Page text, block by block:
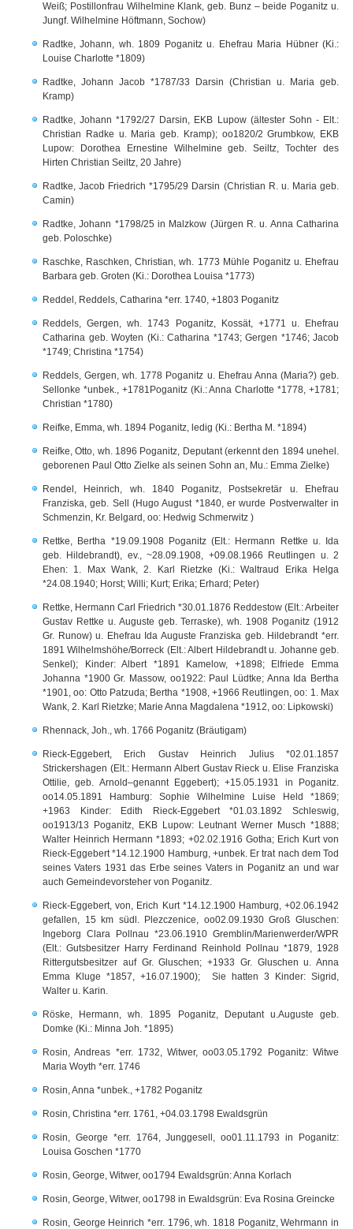
Weiß; Postillonfrau Wilhelmine Klank, geb. Bunz – beide Poganitz u.
Jungf. Wilhelmine Höftmann, Sochow)
Radtke, Johann, wh. 1809 Poganitz u. Ehefrau Maria Hübner (Ki.:
Louise Charlotte *1809)
Radtke, Johann Jacob *1787/33 Darsin (Christian u. Maria geb.
Kramp)
Radtke, Johann *1792/27 Darsin, EKB Lupow (ältester Sohn - Elt.:
Christian Radke u. Maria geb. Kramp); oo1820/2 Grumbkow, EKB
Lupow: Dorothea Ernestine Wilhelmine geb. Seiltz, Tochter des
Hirten Christian Seiltz, 20 Jahre)
Radtke, Jacob Friedrich *1795/29 Darsin (Christian R. u. Maria geb.
Camin)
Radtke, Johann *1798/25 in Malzkow (Jürgen R. u. Anna Catharina
geb. Poloschke)
Raschke, Raschken, Christian, wh. 1773 Mühle Poganitz u. Ehefrau
Barbara geb. Groten (Ki.: Dorothea Louisa *1773)
Reddel, Reddels, Catharina *err. 1740, +1803 Poganitz
Reddels, Gergen, wh. 1743 Poganitz, Kossät, +1771 u. Ehefrau
Catharina geb. Woyten (Ki.: Catharina *1743; Gergen *1746; Jacob
*1749; Christina *1754)
Reddels, Gergen, wh. 1778 Poganitz u. Ehefrau Anna (Maria?) geb.
Sellonke *unbek., +1781Poganitz (Ki.: Anna Charlotte *1778, +1781;
Christian *1780)
Reifke, Emma, wh. 1894 Poganitz, ledig (Ki.: Bertha M. *1894)
Reifke, Otto, wh. 1896 Poganitz, Deputant (erkennt den 1894 unehel.
geborenen Paul Otto Zielke als seinen Sohn an, Mu.: Emma Zielke)
Rendel, Heinrich, wh. 1840 Poganitz, Postsekretär u. Ehefrau
Franziska, geb. Sell (Hugo August *1840, er wurde Postverwalter in
Schmenzin, Kr. Belgard, oo: Hedwig Schmerwitz )
Rettke, Bertha *19.09.1908 Poganitz (Elt.: Hermann Rettke u. Ida
geb. Hildebrandt), ev., ~28.09.1908, +09.08.1966 Reutlingen u. 2
Ehen: 1. Max Wank, 2. Karl Rietzke (Ki.: Waltraud Erika Helga
*24.08.1940; Horst; Willi; Kurt; Erika; Erhard; Peter)
Rettke, Hermann Carl Friedrich *30.01.1876 Reddestow (Elt.: Arbeiter
Gustav Rettke u. Auguste geb. Terraske), wh. 1908 Poganitz (1912
Gr. Runow) u. Ehefrau Ida Auguste Franziska geb. Hildebrandt *err.
1891 Wilhelmshöhe/Borreck (Elt.: Albert Hildebrandt u. Johanne geb.
Senkel); Kinder: Albert *1891 Kamelow, +1898; Elfriede Emma
Johanna *1900 Gr. Massow, oo1922: Paul Lüdtke; Anna Ida Bertha
*1901, oo: Otto Patzuda; Bertha *1908, +1966 Reutlingen, oo: 1. Max
Wank, 2. Karl Rietzke; Marie Anna Magdalena *1912, oo: Lipkowski)
Rhennack, Joh., wh. 1766 Poganitz (Bräutigam)
Rieck-Eggebert, Erich Gustav Heinrich Julius *02.01.1857
Strickershagen (Elt.: Hermann Albert Gustav Rieck u. Elise Franziska
Ottilie, geb. Arnold–genannt Eggebert); +15.05.1931 in Poganitz.
oo14.05.1891 Hamburg: Sophie Wilhelmine Luise Held *1869;
+1963 Kinder: Edith Rieck-Eggebert *01.03.1892 Schleswig,
oo1913/13 Poganitz, EKB Lupow: Leutnant Werner Musch *1888;
Walter Heinrich Hermann *1893; +02.02.1916 Gotha; Erich Kurt von
Rieck-Eggebert *14.12.1900 Hamburg, +unbek. Er trat nach dem Tod
seines Vaters 1931 das Erbe seines Vaters in Poganitz an und war
auch Gemeindevorsteher von Poganitz.
Rieck-Eggebert, von, Erich Kurt *14.12.1900 Hamburg, +02.06.1942
gefallen, 15 km südl. Plezczenice, oo02.09.1930 Groß Gluschen:
Ingeborg Clara Pollnau *23.06.1910 Gremblin/Marienwerder/WPR
(Elt.: Gutsbesitzer Harry Ferdinand Reinhold Pollnau *1879, 1928
Rittergutsbesitzer auf Gr. Gluschen; +1933 Gr. Gluschen u. Anna
Emma Kluge *1857, +16.07.1900); Sie hatten 3 Kinder: Sigrid,
Walter u. Karin.
Röske, Hermann, wh. 1895 Poganitz, Deputant u.Auguste geb.
Domke (Ki.: Minna Joh. *1895)
Rosin, Andreas *err. 1732, Witwer, oo03.05.1792 Poganitz: Witwe
Maria Woyth *err. 1746
Rosin, Anna *unbek., +1782 Poganitz
Rosin, Christina *err. 1761, +04.03.1798 Ewaldsgrün
Rosin, George *err. 1764, Junggesell, oo01.11.1793 in Poganitz:
Louisa Goschen *1770
Rosin, George, Witwer, oo1794 Ewaldsgrün: Anna Korlach
Rosin, George, Witwer, oo1798 in Ewaldsgrün: Eva Rosina Greincke
Rosin, George Heinrich *err. 1796, wh. 1818 Poganitz, Wehrmann in